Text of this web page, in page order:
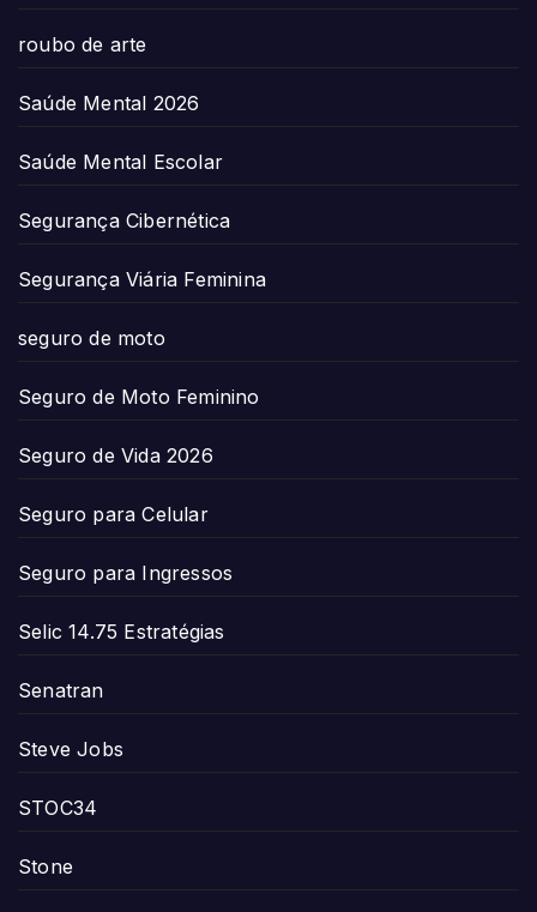
roubo de arte
Saúde Mental 2026
Saúde Mental Escolar
Segurança Cibernética
Segurança Viária Feminina
seguro de moto
Seguro de Moto Feminino
Seguro de Vida 2026
Seguro para Celular
Seguro para Ingressos
Selic 14.75 Estratégias
Senatran
Steve Jobs
STOC34
Stone